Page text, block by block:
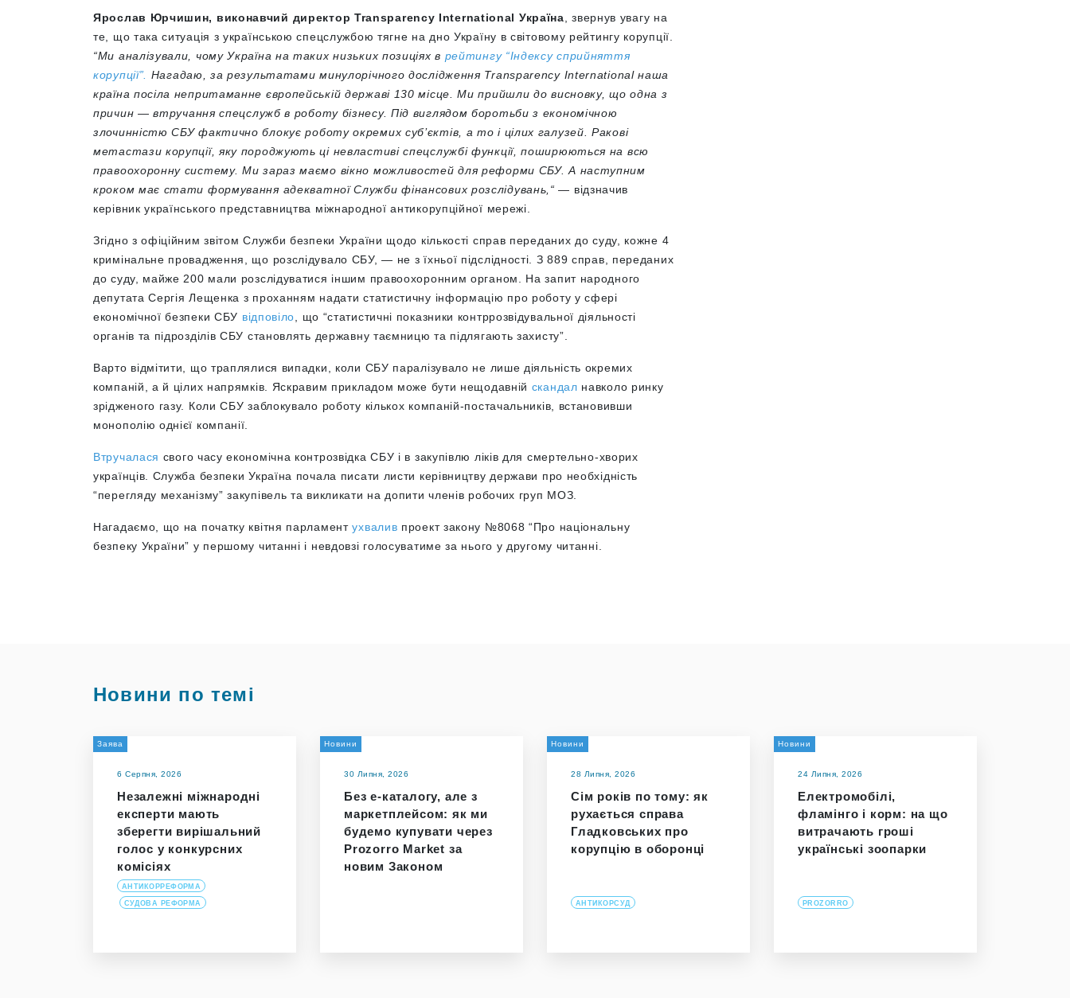
Ярослав Юрчишин, виконавчий директор Transparency International Україна , звернув увагу на
те, що така ситуація з українською спецслужбою тягне на дно Україну в світовому рейтингу корупції.
“Ми аналізували, чому Україна на таких низьких позиціях в рейтингу “Індексу сприйняття
корупції”.
Нагадаю, за результатами минулорічного дослідження Transparency International наша
країна посіла непритаманне європейській державі 130 місце. Ми прийшли до висновку, що одна з
причин — втручання спецслужб в роботу бізнесу. Під виглядом боротьби з економічною
злочинністю СБУ фактично блокує роботу окремих суб’єктів, а то і цілих галузей. Ракові
метастази корупції, яку породжують ці невластиві спецслужбі функції, поширюються на всю
правоохоронну систему. Ми зараз маємо вікно можливостей для реформи СБУ. А наступним
кроком має стати формування адекватної Служби фінансових розслідувань,“ — відзначив
керівник українського представництва міжнародної антикорупційної мережі.
Згідно з офіційним звітом Служби безпеки України щодо кількості справ переданих до суду, кожне 4
кримінальне провадження, що розслідувало СБУ, — не з їхньої підслідності. З 889 справ, переданих
до суду, майже 200 мали розслідуватися іншим правоохоронним органом. На запит народного
депутата Сергія Лещенка з проханням надати статистичну інформацію про роботу у сфері
економічної безпеки СБУ відповіло , що “статистичні показники контррозвідувальної діяльності
органів та підрозділів СБУ становлять державну таємницю та підлягають захисту”.
Варто відмітити, що траплялися випадки, коли СБУ паралізувало не лише діяльність окремих
компаній, а й цілих напрямків. Яскравим прикладом може бути нещодавній скандал навколо ринку
зрідженого газу. Коли СБУ заблокувало роботу кількох компаній-постачальників, встановивши
монополію однієї компанії.
Втручалася свого часу економічна контрозвідка СБУ і в закупівлю ліків для смертельно-хворих
українців. Служба безпеки Україна почала писати листи керівництву держави про необхідність
“перегляду механізму” закупівель та викликати на допити членів робочих груп МОЗ.
Нагадаємо, що на початку квітня парламентухвалив проект закону №8068 “Про національну
безпеку України” у першому читанні і невдовзі голосуватиме за нього у другому читанні.
Новини по темі
Заява
6 Серпня, 2026
Незалежні міжнародні
експерти мають
зберегти вирішальний
голос у конкурсних
комісіях
АНТИКОРРЕФОРМА
СУДОВА РЕФОРМА
Новини
30 Липня, 2026
Без е-каталогу, але з
маркетплейсом: як ми
будемо купувати через
Prozorro Market за
новим Законом
Новини
28 Липня, 2026
Сім років по тому: як
рухається справа
Гладковських про
корупцію в оборонці
АНТИКОРСУД
Новини
24 Липня, 2026
Електромобілі,
фламінго і корм: на що
витрачають гроші
українські зоопарки
PROZORRO